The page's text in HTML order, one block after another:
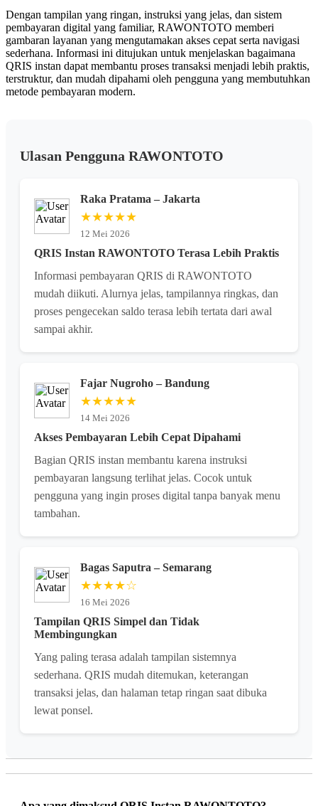
Dengan tampilan yang ringan, instruksi yang jelas, dan sistem
pembayaran digital yang familiar, RAWONTOTO memberi
gambaran layanan yang mengutamakan akses cepat serta navigasi
sederhana. Informasi ini ditujukan untuk menjelaskan bagaimana
QRIS instan dapat membantu proses transaksi menjadi lebih praktis,
terstruktur, dan mudah dipahami oleh pengguna yang membutuhkan
metode pembayaran modern.
Ulasan Pengguna RAWONTOTO
Raka Pratama – Jakarta
★★★★★
12 Mei 2026
QRIS Instan RAWONTOTO Terasa Lebih Praktis
Informasi pembayaran QRIS di RAWONTOTO
mudah diikuti. Alurnya jelas, tampilannya ringkas, dan
proses pengecekan saldo terasa lebih tertata dari awal
sampai akhir.
Fajar Nugroho – Bandung
★★★★★
14 Mei 2026
Akses Pembayaran Lebih Cepat Dipahami
Bagian QRIS instan membantu karena instruksi
pembayaran langsung terlihat jelas. Cocok untuk
pengguna yang ingin proses digital tanpa banyak menu
tambahan.
Bagas Saputra – Semarang
★★★★☆
16 Mei 2026
Tampilan QRIS Simpel dan Tidak
Membingungkan
Yang paling terasa adalah tampilan sistemnya
sederhana. QRIS mudah ditemukan, keterangan
transaksi jelas, dan halaman tetap ringan saat dibuka
lewat ponsel.